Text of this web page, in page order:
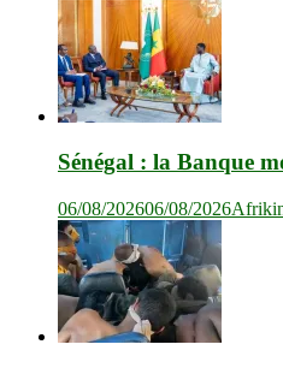
Sénégal : la Banque
06/08/202606/08/2026